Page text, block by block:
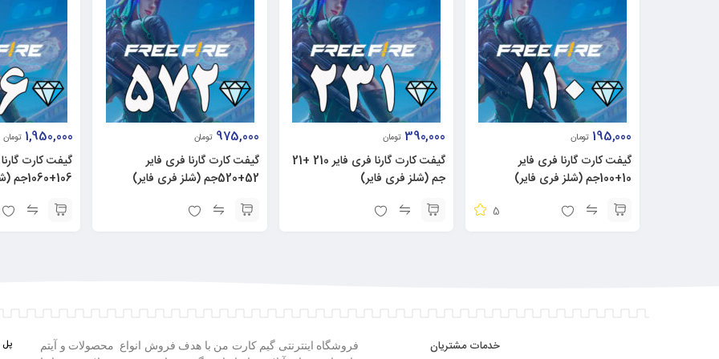
195,000 تومان
گیفت کارت گارنا فری فایر
10+100جم (شلز فری فایر)
5
390,000 تومان
گیفت کارت گارنا فری فایر 210 +21
جم (شلز فری فایر)
975,000 تومان
گیفت کارت گارنا فری فایر
52+520جم (شلز فری فایر)
1,950,000 تومان
گیفت کارت
106+1060جم (شلز فری فایر)
خدمات مشتریان
فروشگاه اینترنتی گیم کارت من با هدف فروش انواع محصولات و آیتم
پل